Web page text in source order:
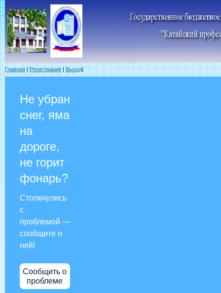
Главная | Регистрация | Выход|
Не убран
снег, яма
на
дороге,
не горит
фонарь?
Столкнулись
с
проблемой —
сообщите о
ней!
Сообщить о
проблеме